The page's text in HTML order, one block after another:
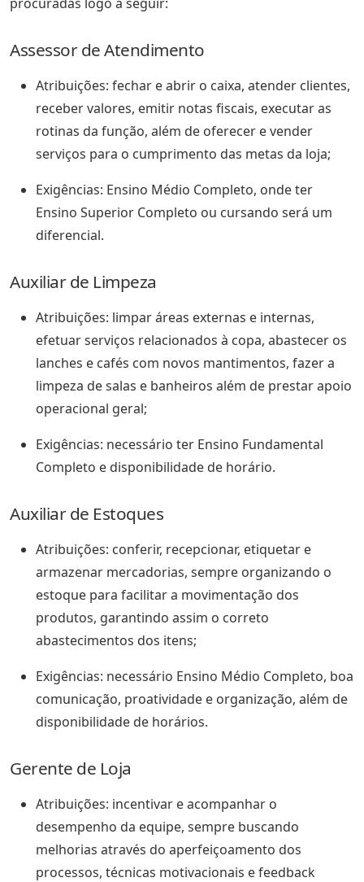
Assessor de Atendimento
Atribuições: fechar e abrir o caixa, atender clientes,
receber valores, emitir notas fiscais, executar as
rotinas da função, além de oferecer e vender
serviços para o cumprimento das metas da loja;
Exigências: Ensino Médio Completo, onde ter
Ensino Superior Completo ou cursando será um
diferencial.
Auxiliar de Limpeza
Atribuições: limpar áreas externas e internas,
efetuar serviços relacionados à copa, abastecer os
lanches e cafés com novos mantimentos, fazer a
limpeza de salas e banheiros além de prestar apoio
operacional geral;
Exigências: necessário ter Ensino Fundamental
Completo e disponibilidade de horário.
Auxiliar de Estoques
Atribuições: conferir, recepcionar, etiquetar e
armazenar mercadorias, sempre organizando o
estoque para facilitar a movimentação dos
produtos, garantindo assim o correto
abastecimentos dos itens;
Exigências: necessário Ensino Médio Completo, boa
comunicação, proatividade e organização, além de
disponibilidade de horários.
Gerente de Loja
Atribuições: incentivar e acompanhar o
desempenho da equipe, sempre buscando
melhorias através do aperfeiçoamento dos
processos, técnicas motivacionais e feedback